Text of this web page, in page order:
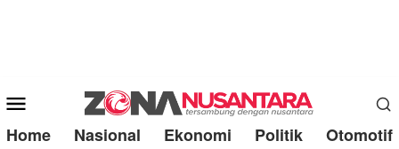
Mobile
Menu
Home Nasional Ekonomi Politik Otomotif